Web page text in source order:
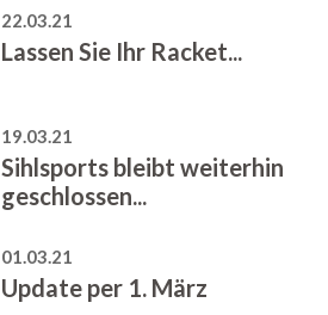
22.03.21
Lassen Sie Ihr Racket...
19.03.21
Sihlsports bleibt weiterhin
geschlossen...
01.03.21
Update per 1. März